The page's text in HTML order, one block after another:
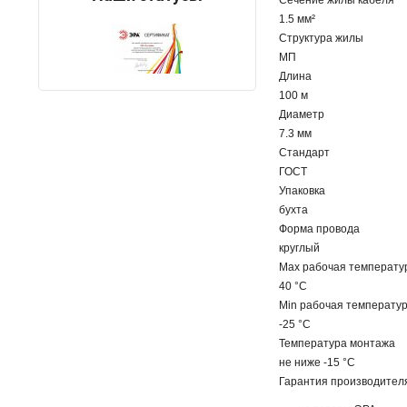
1.5 мм²
Структура жилы
МП
Длина
100 м
Диаметр
7.3 мм
Стандарт
ГОСТ
Упаковка
бухта
Форма провода
круглый
Max рабочая
40 °С
Min рабочая
-25 °С
Температура монтажа
не ниже -15 °С
Гарантия